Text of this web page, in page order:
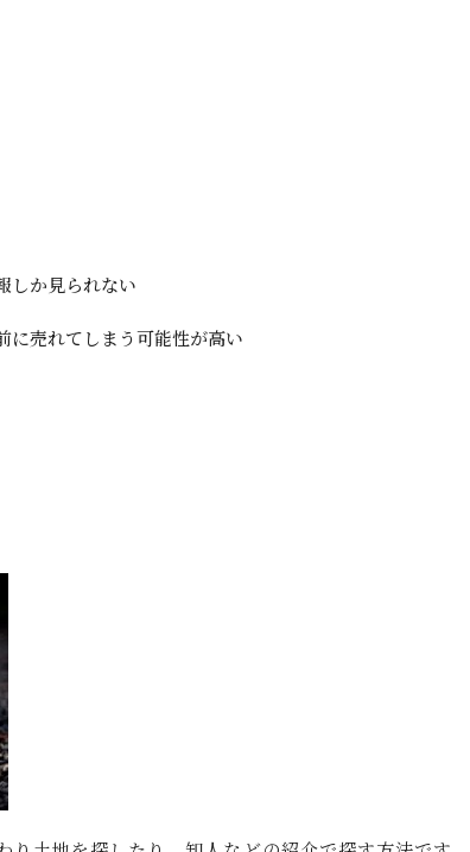
しか見られない
に売れてしまう可能性が高い